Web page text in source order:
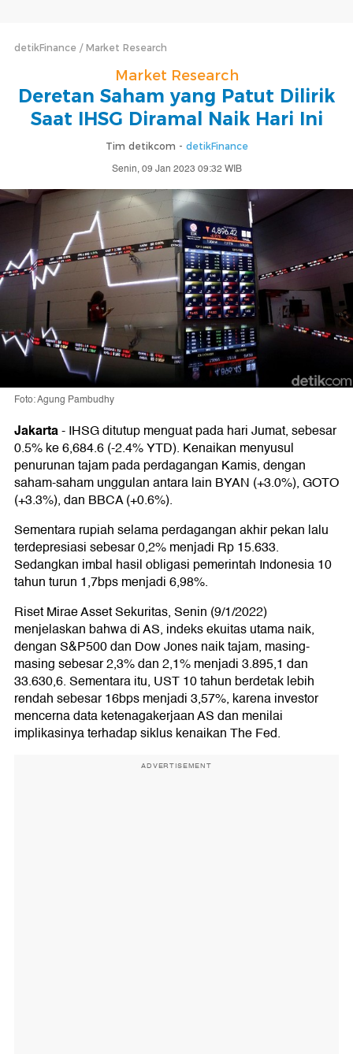
detikFinance Market Research
Market Research
Deretan Saham yang Patut Dilirik
Saat IHSG Diramal Naik Hari Ini
Tim detikcom - detikFinance
Senin, 09 Jan 2023 09:32 WIB
Foto: Agung Pambudhy
Jakarta-IHSG ditutup menguat pada hari Jumat, sebesar
0.5% ke 6,684.6 (-2.4% YTD). Kenaikan menyusul
penurunan tajam pada perdagangan Kamis, dengan
saham-saham unggulan antara lain BYAN (+3.0%), GOTO
(+3.3%), dan BBCA (+0.6%).
Sementara rupiah selama perdagangan akhir pekan lalu
terdepresiasi sebesar 0,2% menjadi Rp 15.633.
Sedangkan imbal hasil obligasi pemerintah Indonesia 10
tahun turun 1,7bps menjadi 6,98%.
Riset Mirae Asset Sekuritas, Senin (9/1/2022)
menjelaskan bahwa di AS, indeks ekuitas utama naik,
dengan S&P500 dan Dow Jones naik tajam, masing-
masing sebesar 2,3% dan 2,1% menjadi 3.895,1 dan
33.630,6. Sementara itu, UST 10 tahun berdetak lebih
rendah sebesar 16bps menjadi 3,57%, karena investor
mencerna data ketenagakerjaan AS dan menilai
implikasinya terhadap siklus kenaikan The Fed.
ADVERTISEMENT